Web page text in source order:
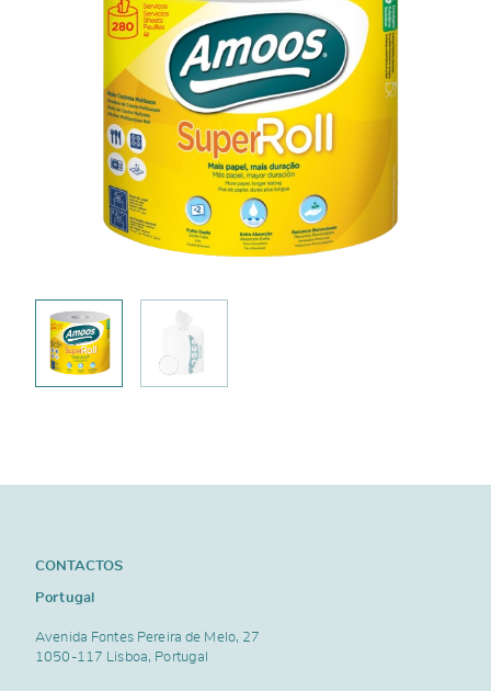
CONTACTOS
Portugal
Avenida Fontes Pereira de Melo, 27
1050-117 Lisboa, Portugal